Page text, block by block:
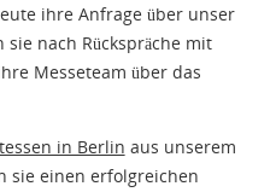
ihre Anfrage über unser
nach Rückspräche mit
Messeteam über das
in Berlin aus unserem
sie einen erfolgreichen